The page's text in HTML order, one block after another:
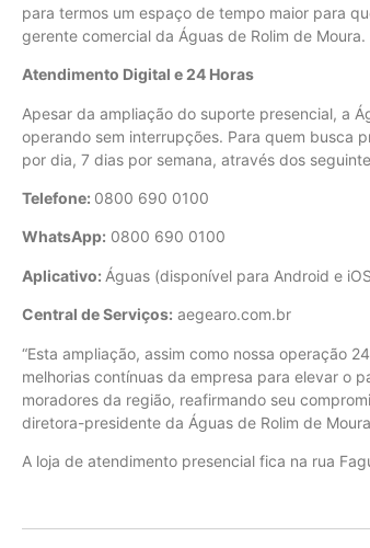
para termos um espaço de tempo maior para
gerente comercial da Águas de Rolim de Moura.
Atendimento Digital e 24 Horas
Apesar da ampliação do suporte presencial, a
operando sem interrupções. Para quem busca
por dia, 7 dias por semana, através dos
Telefone: 0800 690 0100
WhatsApp: 0800 690 0100
Aplicativo: Águas (disponível para Android e
Central de Serviços: aegearo.com.br
“Esta ampliação, assim como nossa operação
melhorias contínuas da empresa para elevar o
moradores da região, reafirmando seu
diretora-presidente da Águas de Rolim de
A loja de atendimento presencial fica na rua